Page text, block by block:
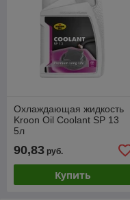
Охлаждающая жидкость
Kroon Oil Coolant SP 13
5л
90,83 руб.
Купить